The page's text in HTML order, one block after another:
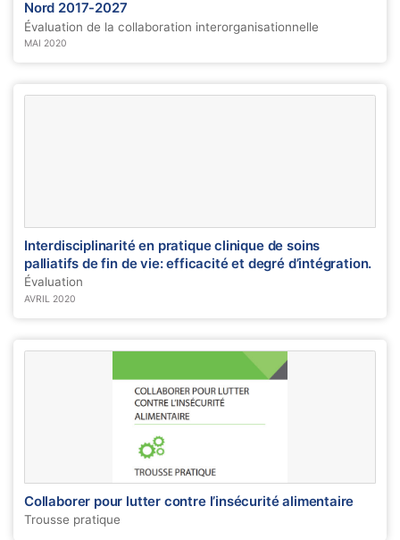
Nord 2017-2027
Évaluation de la collaboration interorganisationnelle
MAI 2020
Interdisciplinarité en pratique clinique de soins
palliatifs de fin de vie: efficacité et degré d’intégration.
Évaluation
AVRIL 2020
Collaborer pour lutter contre l’insécurité alimentaire
Trousse pratique